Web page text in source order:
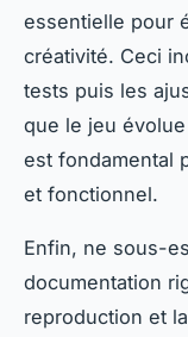
essentielle pour
créativité. Ceci
tests puis les
que le jeu
est fondamental
et fonctionnel.
Enfin, ne sous-
documentation
reproduction et